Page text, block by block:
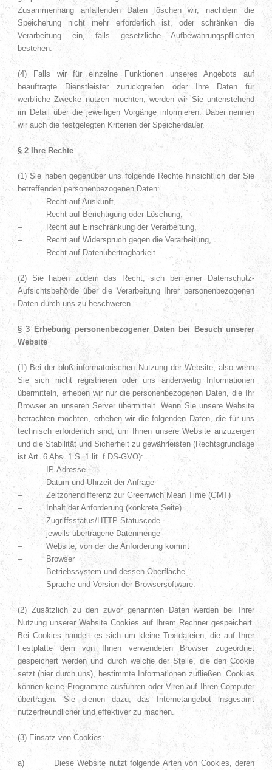
Zusammenhang anfallenden Daten löschen wir, nachdem die
Speicherung nicht mehr erforderlich ist, oder schränken die
Verarbeitung ein, falls gesetzliche Aufbewahrungspflichten
bestehen.
(4) Falls wir für einzelne Funktionen unseres Angebots auf
beauftragte Dienstleister zurückgreifen oder Ihre Daten für
werbliche Zwecke nutzen möchten, werden wir Sie untenstehend
im Detail über die jeweiligen Vorgänge informieren. Dabei nennen
wir auch die festgelegten Kriterien der Speicherdauer.
§ 2 Ihre Rechte
(1) Sie haben gegenüber uns folgende Rechte hinsichtlich der Sie
betreffenden personenbezogenen Daten:
– Recht auf Auskunft,
– Recht auf Berichtigung oder Löschung,
– Recht auf Einschränkung der Verarbeitung,
– Recht auf Widerspruch gegen die Verarbeitung,
– Recht auf Datenübertragbarkeit.
(2) Sie haben zudem das Recht, sich bei einer Datenschutz-
Aufsichtsbehörde über die Verarbeitung Ihrer personenbezogenen
Daten durch uns zu beschweren.
§ 3 Erhebung personenbezogener Daten bei Besuch unserer
Website
(1) Bei der bloß informatorischen Nutzung der Website, also wenn
Sie sich nicht registrieren oder uns anderweitig Informationen
übermitteln, erheben wir nur die personenbezogenen Daten, die Ihr
Browser an unseren Server übermittelt. Wenn Sie unsere Website
betrachten möchten, erheben wir die folgenden Daten, die für uns
technisch erforderlich sind, um Ihnen unsere Website anzuzeigen
und die Stabilität und Sicherheit zu gewährleisten (Rechtsgrundlage
ist Art. 6 Abs. 1 S. 1 lit. f DS-GVO):
– IP-Adresse
– Datum und Uhrzeit der Anfrage
– Zeitzonendifferenz zur Greenwich Mean Time (GMT)
– Inhalt der Anforderung (konkrete Seite)
– Zugriffsstatus/HTTP-Statuscode
– jeweils übertragene Datenmenge
– Website, von der die Anforderung kommt
– Browser
– Betriebssystem und dessen Oberfläche
– Sprache und Version der Browsersoftware.
(2) Zusätzlich zu den zuvor genannten Daten werden bei Ihrer
Nutzung unserer Website Cookies auf Ihrem Rechner gespeichert.
Bei Cookies handelt es sich um kleine Textdateien, die auf Ihrer
Festplatte dem von Ihnen verwendeten Browser zugeordnet
gespeichert werden und durch welche der Stelle, die den Cookie
setzt (hier durch uns), bestimmte Informationen zufließen. Cookies
können keine Programme ausführen oder Viren auf Ihren Computer
übertragen. Sie dienen dazu, das Internetangebot insgesamt
nutzerfreundlicher und effektiver zu machen.
(3) Einsatz von Cookies:
a) Diese Website nutzt folgende Arten von Cookies, deren